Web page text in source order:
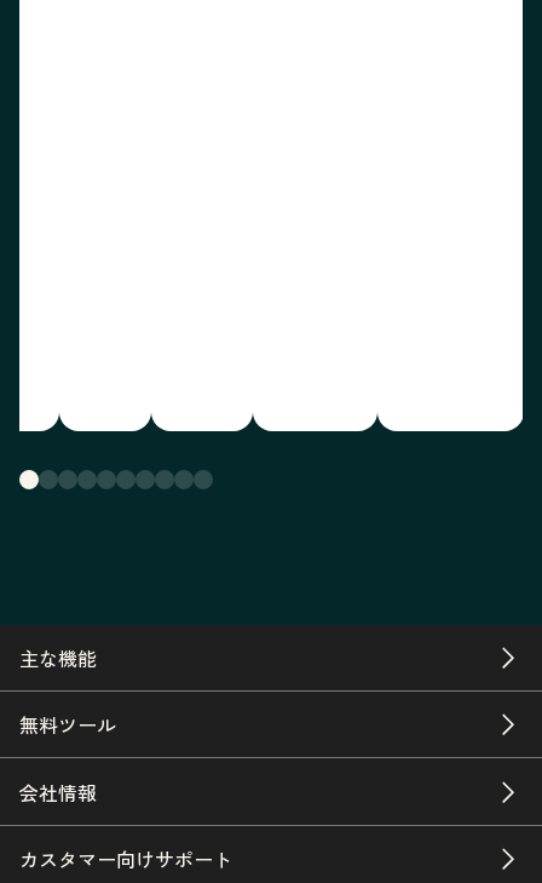
主な機能
無料ツール
会社情報
カスタマー向けサポート